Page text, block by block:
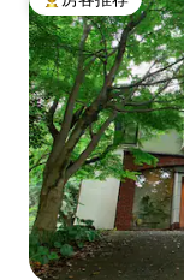
热门「房客推荐」